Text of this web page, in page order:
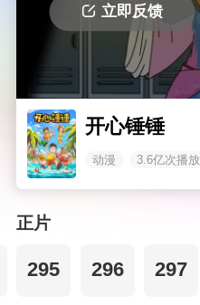
立即反馈
开心锤锤
动漫 3.6亿次播放
正片
295 296 297